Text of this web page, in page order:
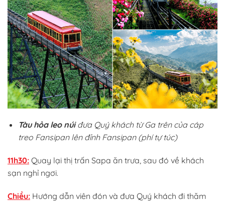
Tàu hỏa leo núiđưa Quý khách từ Ga trên của cáp
treo Fansipan lên đỉnh Fansipan (phí tự túc)
11h30: Quay lại thị trấn Sapa ăn trưa, sau đó về khách
sạn nghỉ ngơi.
Chiều: Hướng dẫn viên đón và đưa Quý khách đi thăm